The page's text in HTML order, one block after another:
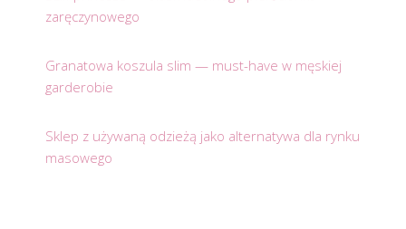
zaręczynowego
Granatowa koszula slim — must-have w męskiej
garderobie
Sklep z używaną odzieżą jako alternatywa dla rynku
masowego